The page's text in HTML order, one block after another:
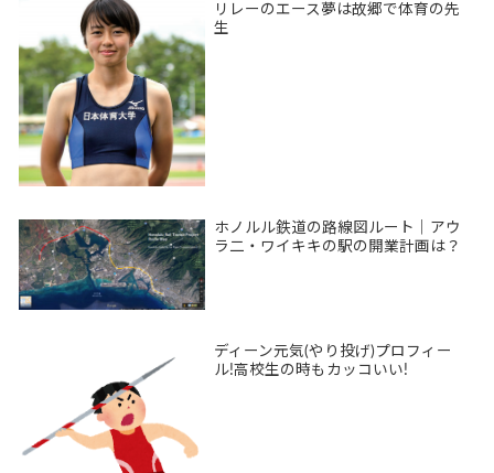
リレーのエース夢は故郷で体育の先
生
ホノルル鉄道の路線図ルート｜アウ
ラ二・ワイキキの駅の開業計画は？
ディーン元気(やり投げ)プロフィー
ル!高校生の時もカッコいい!